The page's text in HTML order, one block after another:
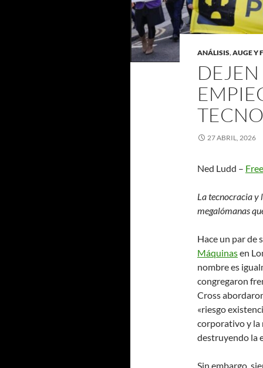
ANÁLISIS,AUGE Y
27 ABRIL, 2026
Ned Ludd –
La tecnocracia y
megalómanas
Hace un par de
Máquinasen
nombre es
congregaron
Cross
«riesgo
corporativo y la
destruyendo la
Sin embargo,